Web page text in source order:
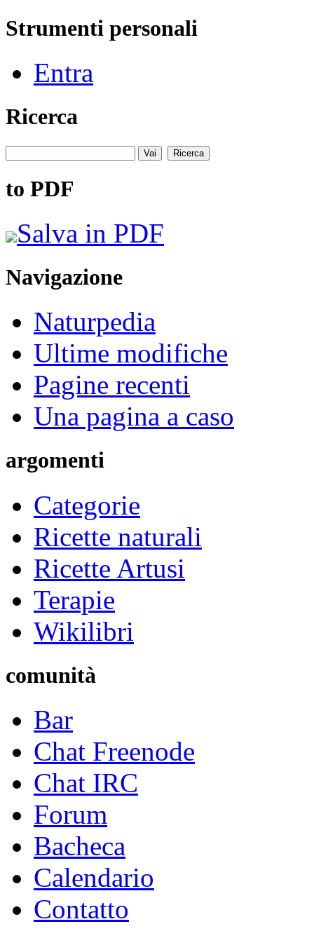
Strumenti personali
Entra
Ricerca
to PDF
Salva in PDF
Navigazione
Naturpedia
Ultime modifiche
Pagine recenti
Una pagina a caso
argomenti
Categorie
Ricette naturali
Ricette Artusi
Terapie
Wikilibri
comunità
Bar
Chat Freenode
Chat IRC
Forum
Bacheca
Calendario
Contatto